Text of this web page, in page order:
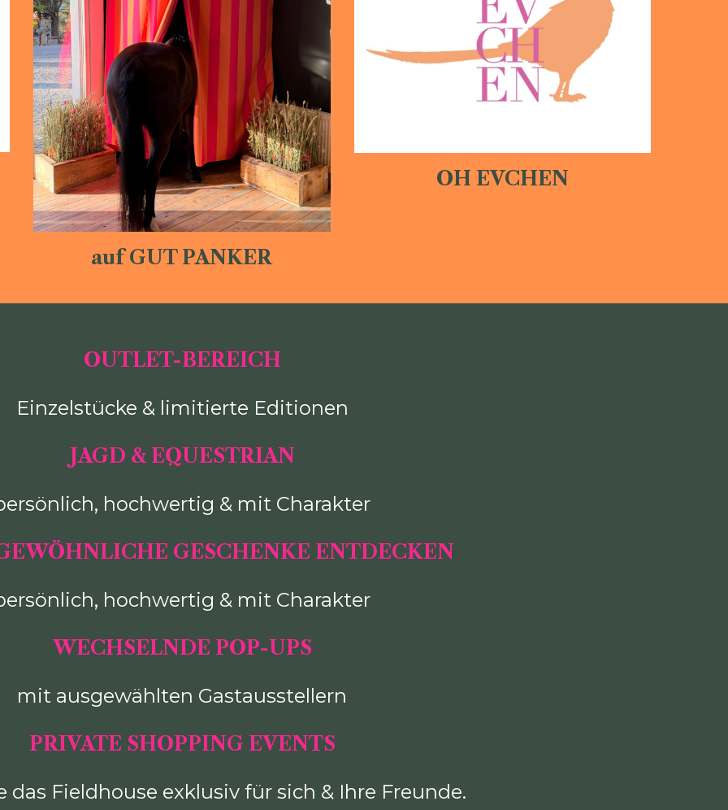
auf GUT PANKER
OH EVCHEN
OUTLET-BEREICH
Einzelstücke & limitierte Editionen
JAGD & EQUESTRIAN
hochwertig & mit Charakter
GESCHENKE ENTDECKEN
hochwertig & mit Charakter
WECHSELNDE POP-UPS
mit ausgewählten Gastausstellern
PRIVATE SHOPPING EVENTS
das Fieldhouse exklusiv für sich & Ihre Freunde.